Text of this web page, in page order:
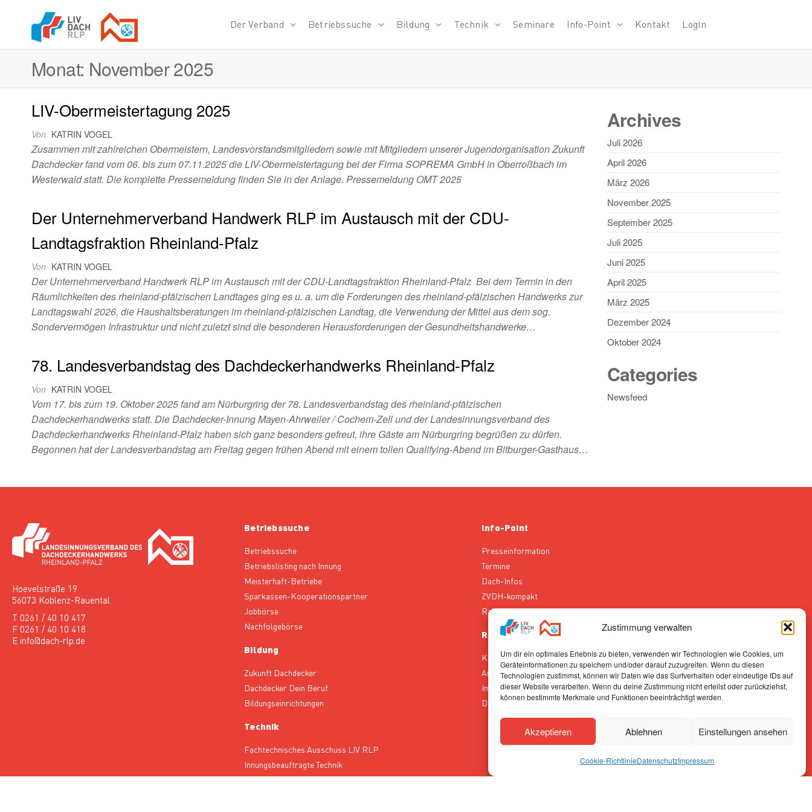
Zustimmung verwalten
Um dir ein optimales Erlebnis zu bieten, verwenden wir Technologien wie Cookies, um
Geräteinformationen zu speichern und/oder darauf zuzugreifen. Wenn du diesen
Technologien zustimmst, können wir Daten wie das Surfverhalten oder eindeutige IDs auf
dieser Website verarbeiten. Wenn du deine Zustimmung nicht erteilst oder zurückziehst,
können bestimmte Merkmale und Funktionen beeinträchtigt werden.
Akzeptieren Ablehnen Einstellungen ansehen
Cookie-RichtlinieDatenschutzImpressum
Landesinnungsverband
der Dachdecker
Rheinland-Pfalz
Der Verband Betriebssuche Bildung Technik Seminare Info-Point Kontakt LogIn
Monat: November 2025
LIV-Obermeistertagung 2025
Von KATRIN VOGEL
Zusammen mit zahlreichen Obermeistern, Landesvorstandsmitgliedern sowie mit Mitgliedern unserer Jugendorganisation Zukunft
Dachdecker fand vom 06. bis zum 07.11.2025 die LIV-Obermeistertagung bei der Firma SOPREMA GmbH in Oberroßbach im
Westerwald statt. Die komplette Pressemeldung finden Sie in der Anlage. Pressemeldung OMT 2025
Der Unternehmerverband Handwerk RLP im Austausch mit der CDU-
Landtagsfraktion Rheinland-Pfalz
Von KATRIN VOGEL
Der Unternehmerverband Handwerk RLP im Austausch mit der CDU-Landtagsfraktion Rheinland-Pfalz Bei dem Termin in den
Räumlichkeiten des rheinland-pfälzischen Landtages ging es u. a. um die Forderungen des rheinland-pfälzischen Handwerks zur
Landtagswahl 2026, die Haushaltsberatungen im rheinland-pfälzischen Landtag, die Verwendung der Mittel aus dem sog.
Sondervermögen Infrastruktur und nicht zuletzt sind die besonderen Herausforderungen der Gesundheitshandwerke…
78. Landesverbandstag des Dachdeckerhandwerks Rheinland-Pfalz
Von KATRIN VOGEL
Vom 17. bis zum 19. Oktober 2025 fand am Nürburgring der 78. Landesverbandstag des rheinland-pfälzischen
Dachdeckerhandwerks statt. Die Dachdecker-Innung Mayen-Ahrweiler / Cochem-Zell und der Landesinnungsverband des
Dachdeckerhandwerks Rheinland-Pfalz haben sich ganz besonders gefreut, ihre Gäste am Nürburgring begrüßen zu dürfen.
Begonnen hat der Landesverbandstag am Freitag gegen frühen Abend mit einem tollen Qualifying-Abend im Bitburger-Gasthaus…
Archives
Juli 2026
April 2026
März 2026
November 2025
September 2025
Juli 2025
Juni 2025
April 2025
März 2025
Dezember 2024
Oktober 2024
Categories
Newsfeed
Hoevelstraße 19
56073 Koblenz-Rauental
T 0261 / 40 10 417
F 0261 / 40 10 418
E info@dach-rlp.de
Betriebssuche
Betriebssuche
Betriebslisting nach Innung
Meisterhaft-Betriebe
Sparkassen-Kooperationspartner
Jobbörse
Nachfolgebörse
Bildung
Zukunft Dachdecker
Dachdecker Dein Beruf
Bildungseinrichtungen
Technik
Fachtechnisches Ausschuss LIV RLP
Innungsbeauftragte Technik
Fachausschüsse des ZVDH vom LIV RLP
Info-Point
Presseinformation
Termine
Dach-Infos
ZVDH-kompakt
Rahmenverträge
Rechtliches
Kontakt
Ansprechpartner
Impressum
Datenschutz